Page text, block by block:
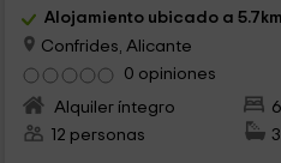
Alojamiento ubicado a
Confrides, Alicante
0 opiniones
Alquiler íntegro
12 personas